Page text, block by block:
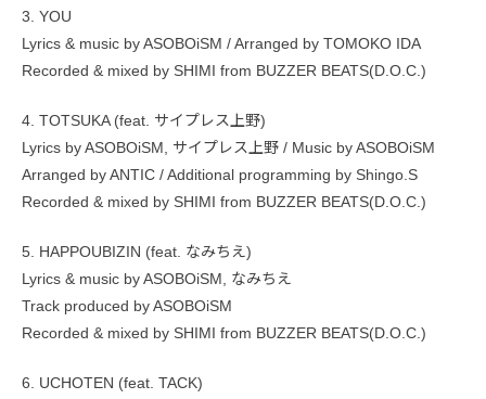
3. YOU
Lyrics & music by ASOBOiSM / Arranged by TOMOKO IDA
Recorded & mixed by SHIMI from BUZZER BEATS(D.O.C.)
4. TOTSUKA (feat. サイプレス上野)
Lyrics by ASOBOiSM, サイプレス上野 / Music by ASOBOiSM
Arranged by ANTIC / Additional programming by Shingo.S
Recorded & mixed by SHIMI from BUZZER BEATS(D.O.C.)
5. HAPPOUBIZIN (feat. なみちえ)
Lyrics & music by ASOBOiSM, なみちえ
Track produced by ASOBOiSM
Recorded & mixed by SHIMI from BUZZER BEATS(D.O.C.)
6. UCHOTEN (feat. TACK)